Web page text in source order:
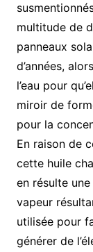
multitude de
panneaux
d’années,
l’eau pour
miroir de
pour la
En raison de
cette huile
en résulte
vapeur
utilisée pour
générer de